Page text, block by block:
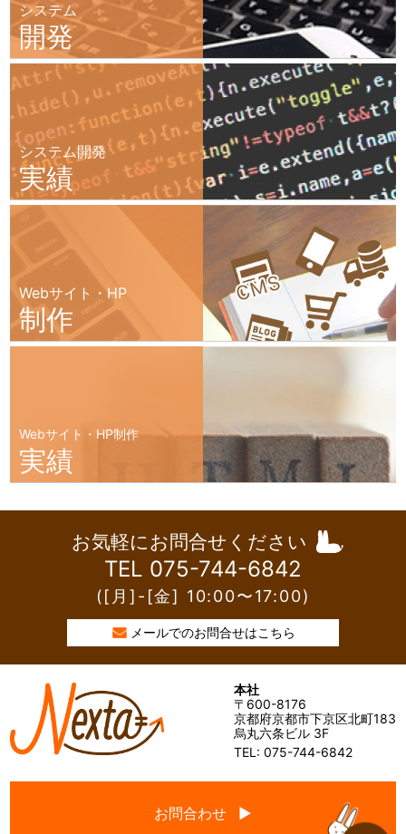
システム
開発
システム開発
実績
Webサイト・HP
制作
Webサイト・HP制作
実績
お気軽にお問合せください
TEL 075-744-6842
([月]-[金] 10:00〜17:00)
メールでのお問合せはこちら
本社
〒600-8176
京都府京都市下京区北町183
烏丸六条ビル 3F
TEL: 075-744-6842
お問合わせ ▶